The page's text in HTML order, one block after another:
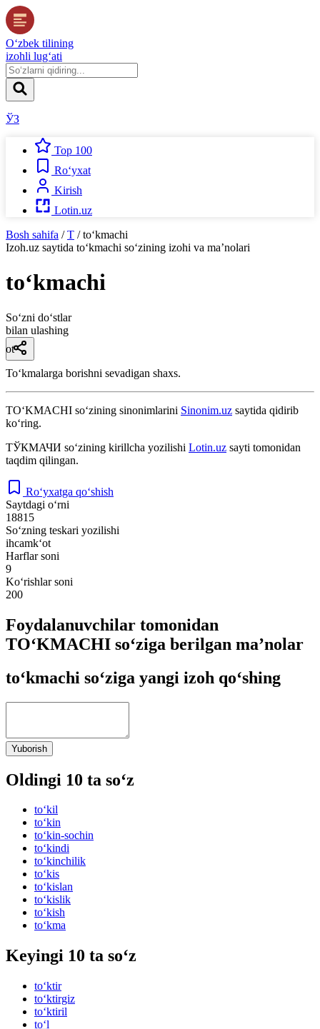
O‘zbek tilining
izohli lug‘ati
ЎЗ
Top 100
Ro‘yxat
Kirish
Lotin.uz
Bosh sahifa / T / to‘kmachi
Izoh.uz saytida to‘kmachi so‘zining izohi va ma’nolari
to‘kmachi
So‘zni do‘stlar
bilan ulashing
ot
Toʻkmalarga borishni sevadigan shaxs.
TO‘KMACHI so‘zining sinonimlarini Sinonim.uz saytida qidirib
ko‘ring.
ТЎКМАЧИ so‘zining kirillcha yozilishi Lotin.uz sayti tomonidan
taqdim qilingan.
Ro‘yxatga qo‘shish
Saytdagi o‘rni
18815
So‘zning teskari yozilishi
ihcamk‘ot
Harflar soni
9
Ko‘rishlar soni
200
Foydalanuvchilar tomonidan
TO‘KMACHI so‘ziga berilgan ma’nolar
to‘kmachi so‘ziga yangi izoh qo‘shing
Yuborish
Oldingi 10 ta so‘z
to‘kil
to‘kin
to‘kin-sochin
to‘kindi
to‘kinchilik
to‘kis
to‘kislan
to‘kislik
to‘kish
to‘kma
Keyingi 10 ta so‘z
to‘ktir
to‘ktirgiz
to‘ktiril
to‘l